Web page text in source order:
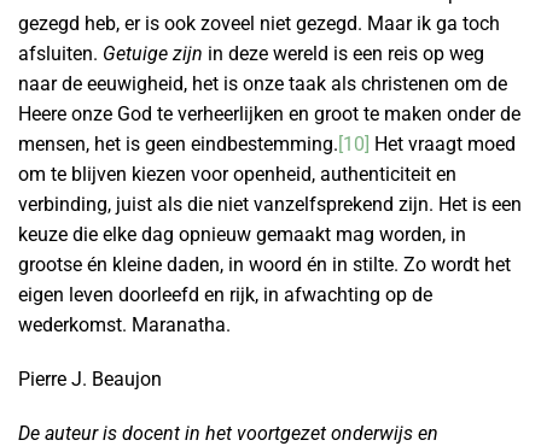
gezegd heb, er is ook zoveel niet gezegd. Maar ik ga toch
afsluiten. Getuige zijn in deze wereld is een reis op weg
naar de eeuwigheid, het is onze taak als christenen om de
Heere onze God te verheerlijken en groot te maken onder de
mensen, het is geen eindbestemming.[10] Het vraagt moed
om te blijven kiezen voor openheid, authenticiteit en
verbinding, juist als die niet vanzelfsprekend zijn. Het is een
keuze die elke dag opnieuw gemaakt mag worden, in
grootse én kleine daden, in woord én in stilte. Zo wordt het
eigen leven doorleefd en rijk, in afwachting op de
wederkomst. Maranatha.
Pierre J. Beaujon
De auteur is docent in het voortgezet onderwijs en